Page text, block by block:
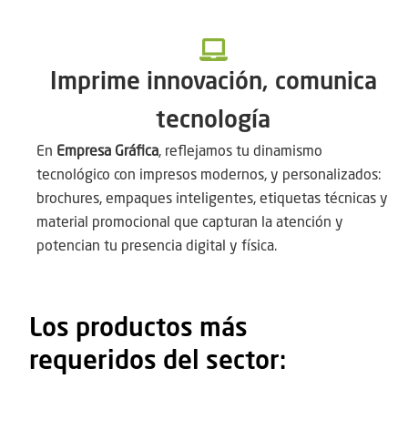
Imprime innovación, comunica
tecnología
En Empresa Gráfica, reflejamos tu dinamismo
tecnológico con impresos modernos, y personalizados:
brochures, empaques inteligentes, etiquetas técnicas y
material promocional que capturan la atención y
potencian tu presencia digital y física.
Los productos más
requeridos del sector: